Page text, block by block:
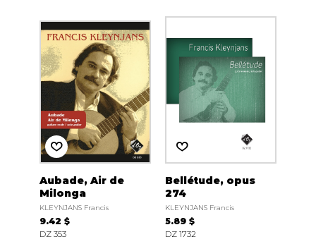
Aubade, Air de
Milonga
KLEYNJANS Francis
9.42 $
DZ 353
Bellétude, opus
274
KLEYNJANS Francis
5.89 $
DZ 1732